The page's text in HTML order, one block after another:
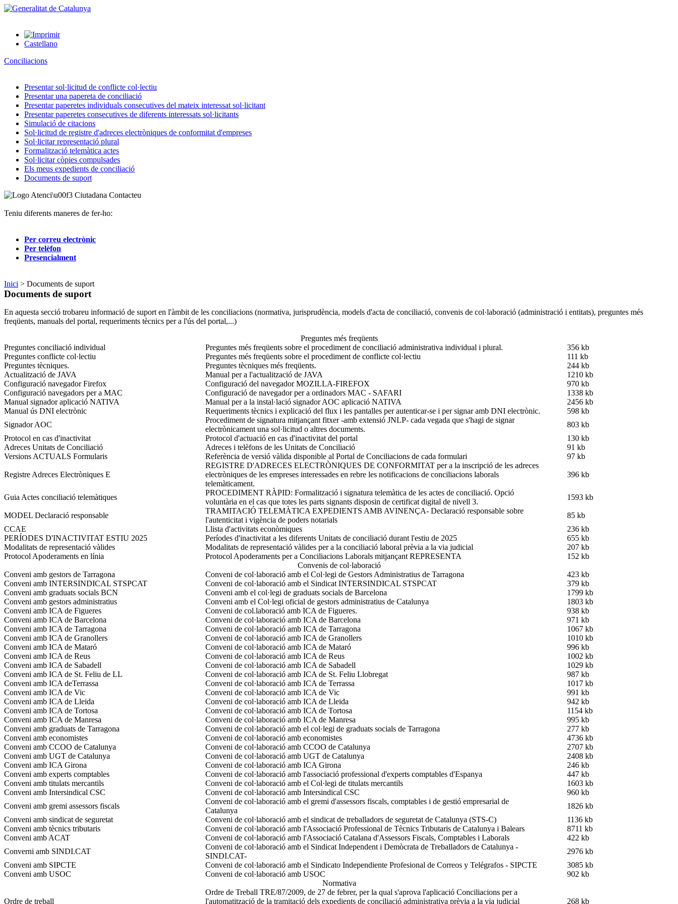
Castellano
Conciliacions
Presentar sol·licitud de conflicte col·lectiu
Presentar una papereta de conciliació
Presentar paperetes individuals consecutives del mateix interessat sol·licitant
Presentar paperetes consecutives de diferents interessats sol·licitants
Simulació de citacions
Sol·licitud de registre d'adreces electròniques de conformitat d'empreses
Sol·licitar representació plural
Formalització telemàtica actes
Sol·licitar còpies compulsades
Els meus expedients de conciliació
Documents de suport
Contacteu
Teniu diferents maneres de fer-ho:
Per correu electrònic
Per telèfon
Presencialment
Inici > Documents de suport
Documents de suport
En aquesta secció trobareu informació de suport en l'àmbit de les conciliacions (normativa, jurisprudència, models d'acta de conciliació, convenis de col·laboració (administració i entitats), preguntes més
freqüents, manuals del portal, requeriments tècnics per a l'ús del portal,...)
Preguntes més freqüents
Preguntes conciliació individual
Preguntes més freqüents sobre el procediment de conciliació administrativa individual i plural.
356 kb
Preguntes conflicte col·lectiu
Preguntes més freqüents sobre el procediment de conflicte col·lectiu
111 kb
Preguntes tècniques.
Preguntes tècniques més freqüents.
244 kb
Actualització de JAVA
Manual per a l'actualització de JAVA
1210 kb
Configuració navegador Firefox
Configuració del navegador MOZILLA-FIREFOX
970 kb
Configuració navegadors per a MAC
Configuració de navegador per a ordinadors MAC - SAFARI
1338 kb
Manual signador aplicació NATIVA
Manual per a la instal·lació signador AOC aplicació NATIVA
2456 kb
Manual ús DNI electrònic
Requeriments tècnics i explicació del flux i les pantalles per autenticar-se i per signar amb DNI electrònic.
598 kb
Signador AOC
Procediment de signatura mitjançant fitxer -amb extensió JNLP- cada vegada que s'hagi de signar
electrònicament una sol·licitud o altres documents.
803 kb
Protocol en cas d'inactivitat
Protocol d'actuació en cas d'inactivitat del portal
130 kb
Adreces Unitats de Conciliació
Adreces i telèfons de les Unitats de Conciliació
91 kb
Versions ACTUALS Formularis
Referència de versió vàlida disponible al Portal de Conciliacions de cada formulari 97 kb
Registre Adreces Electròniques E
REGISTRE D'ADRECES ELECTRÒNIQUES DE CONFORMITAT per a la inscripció de les adreces
electròniques de les empreses interessades en rebre les notificacions de conciliacions laborals
telemàticament.
396 kb
Guia Actes conciliació telemàtiques
PROCEDIMENT RÀPID: Formalització i signatura telemàtica de les actes de conciliació. Opció
voluntària en el cas que totes les parts signants disposin de certificat digital de nivell 3.
1593 kb
MODEL Declaració responsable
TRAMITACIÓ TELEMÀTICA EXPEDIENTS AMB AVINENÇA- Declaració responsable sobre
l'autenticitat i vigència de poders notarials
85 kb
CCAE
Llista d'activitats econòmiques
236 kb
PERÍODES D'INACTIVITAT ESTIU 2025
Períodes d'inactivitat a les diferents Unitats de conciliació durant l'estiu de 2025
655 kb
Modalitats de representació vàlides
Modalitats de representació vàlides per a la conciliació laboral prèvia a la via judicial
207 kb
Protocol Apoderaments en línia
Protocol Apoderaments per a Conciliacions Laborals mitjançant REPRESENTA
152 kb
Convenis de col·laboració
Conveni amb gestors de Tarragona
Conveni de col·laboració amb el Col·legi de Gestors Administratius de Tarragona
423 kb
Conveni amb INTERSINDICAL STSPCAT
Conveni de col·laboració amb el Sindicat INTERSINDICAL STSPCAT
379 kb
Conveni amb graduats socials BCN
Conveni amb el col·legi de graduats socials de Barcelona
1799 kb
Conveni amb gestors administratius
Conveni amb el Col·legi oficial de gestors administratius de Catalunya
1803 kb
Conveni amb ICA de Figueres
Conveni de col.laboració amb ICA de Figueres.
938 kb
Conveni amb ICA de Barcelona
Conveni de col·laboració amb ICA de Barcelona
971 kb
Conveni amb ICA de Tarragona
Conveni de col·laboració amb ICA de Tarragona
1067 kb
Conveni amb ICA de Granollers
Conveni de col·laboració amb ICA de Granollers
1010 kb
Conveni amb ICA de Mataró
Conveni de col·laboració amb ICA de Mataró
996 kb
Conveni amb ICA de Reus
Conveni de col·laboració amb ICA de Reus
1002 kb
Conveni amb ICA de Sabadell
Conveni de col·laboració amb ICA de Sabadell
1029 kb
Conveni amb ICA de St. Feliu de LL
Conveni de col·laboració amb ICA de St. Feliu Llobregat
987 kb
Conveni amb ICA deTerrassa
Conveni de col·laboració amb ICA de Terrassa
1017 kb
Conveni amb ICA de Vic
Conveni de col·laboració amb ICA de Vic
991 kb
Conveni amb ICA de Lleida
Conveni de col·laboració amb ICA de Lleida
942 kb
Conveni amb ICA de Tortosa
Conveni de col·laboració amb ICA de Tortosa
1154 kb
Conveni amb ICA de Manresa
Conveni de col·laboració amb ICA de Manresa
995 kb
Conveni amb graduats de Tarragona
Conveni de col·laboració amb el col·legi de graduats socials de Tarragona
277 kb
Conveni amb economistes
Conveni de col·laboració amb economistes
4736 kb
Conveni amb CCOO de Catalunya
Conveni de col·laboració amb CCOO de Catalunya
2707 kb
Conveni amb UGT de Catalunya
Conveni de col·laboració amb UGT de Catalunya
2408 kb
Conveni amb ICA Girona
Conveni de col·laboració amb ICA Girona
246 kb
Conveni amb experts comptables
Conveni de col·laboració amb l'associació professional d'experts comptables d'Espanya
447 kb
Conveni amb titulats mercantils
Conveni de col·laboració amb el Col·legi de titulats mercantils
1603 kb
Conveni amb Intersindical CSC
Conveni de col·laboració amb Intersindical CSC
960 kb
Conveni amb gremi assessors fiscals
Conveni de col·laboració amb el gremi d'assessors fiscals, comptables i de gestió empresarial de
Catalunya
1826 kb
Conveni amb sindicat de seguretat
Conveni de col·laboració amb el sindicat de treballadors de seguretat de Catalunya (STS-C)
1136 kb
Conveni amb tècnics tributaris
Conveni de col·laboració amb l'Associació Professional de Tècnics Tributaris de Catalunya i Balears
8711 kb
Conveni amb ACAT
Conveni de col·laboració amb l'Associació Catalana d'Assessors Fiscals, Comptables i Laborals
422 kb
Converni amb SINDI.CAT
Conveni de col·laboració amb el Sindicat Independent i Demòcrata de Treballadors de Catalunya -
SINDI.CAT-
2976 kb
Conveni amb SIPCTE
Conveni de col·laboració amb el Sindicato Independiente Profesional de Correos y Telégrafos - SIPCTE
3085 kb
Conveni amb USOC
Conveni de col·laboració amb USOC
902 kb
Normativa
Ordre de treball
Ordre de Treball TRE/87/2009, de 27 de febrer, per la qual s'aprova l'aplicació Conciliacions per a
l'automatització de la tramitació dels expedients de conciliació administrativa prèvia a la via judicial
268 kb